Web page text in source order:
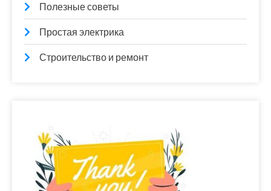
Полезные советы
Простая электрика
Строительство и ремонт